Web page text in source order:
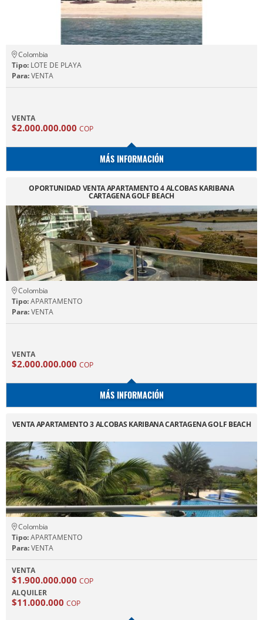
Colombia
Tipo: LOTE DE PLAYA
Para:VENTA
VENTA
$2.000.000.000 COP
MÁS INFORMACIÓN
OPORTUNIDAD VENTA APARTAMENTO 4 ALCOBAS KARIBANA
CARTAGENA GOLF BEACH
Colombia
Tipo:APARTAMENTO
Para:VENTA
VENTA
$2.000.000.000 COP
MÁS INFORMACIÓN
VENTA APARTAMENTO 3 ALCOBAS KARIBANA CARTAGENA GOLF BEACH
Colombia
Tipo:APARTAMENTO
Para:VENTA
VENTA
$1.900.000.000 COP
ALQUILER
$11.000.000 COP